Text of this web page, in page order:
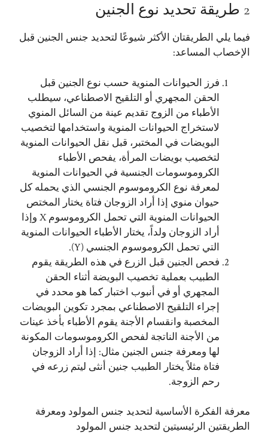
2 طريقة تحديد نوع الجنين
فيما يلي الطريقتان الأكثر شيوعًا لتحديد جنس الجنين قبل
الإخصاب المساعد:
فرز الحيوانات المنوية حسب نوع الجنين قبل
الحقن المجهري أو التلقيح الاصطناعي، سيطلب
الأطباء من الزوج تقديم عينة من السائل المنوي
لاستخراج الحيوانات المنوية واستخدامها لتخصيب
البويضات في المختبر، قبل نقل الحيوانات المنوية
لتخصيب بويضات المرأة، يفحص الأطباء
الكروموسومات الجنسية في الحيوانات المنوية
لمعرفة نوع الكروموسوم الجنسي الذي يحمله كل
حيوان منوي إذا أراد الزوجان فتاة يختار المختص
الحيوانات المنوية التي تحمل الكروموسوم X وإذا
أراد الزوجان ولداً، يختار الأطباء الحيوانات المنوية
التي تحمل الكروموسوم الجنسي (Y).
فحص الجنين قبل الزرع في هذه الطريقة يقوم
الطبيب بعملية تخصيب البويضة أثناء الحقن
المجهري أو في أنبوب اختبار كما هو محدد في
إجراء التلقيح الاصطناعي بمجرد تكوين البويضات
المخصبة وانقسام الأجنة يقوم الأطباء بأخذ عينات
من الأجنة الناتجة لفحص الكروموسومات المكونة
لها ومعرفة جنس الجنين مثال: إذا أراد الزوجان
فتاة مثلاً يختار الطبيب جنين أنثى ليتم زرعه في
رحم الزوجة.
معرفة الفكرة الأساسية لتحديد جنس المولود ومعرفة
الطريقتين الرئيسيتين لتحديد جنس المولود